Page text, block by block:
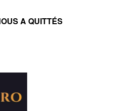
A QUITTÉS